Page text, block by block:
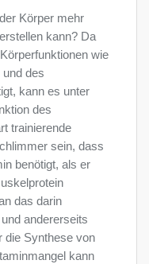
Körper mehr
kann? Da
wie
des
kann es unter
des
trainierende
sein, dass
benötigt, als er
das darin
andererseits
die Synthese von
kann